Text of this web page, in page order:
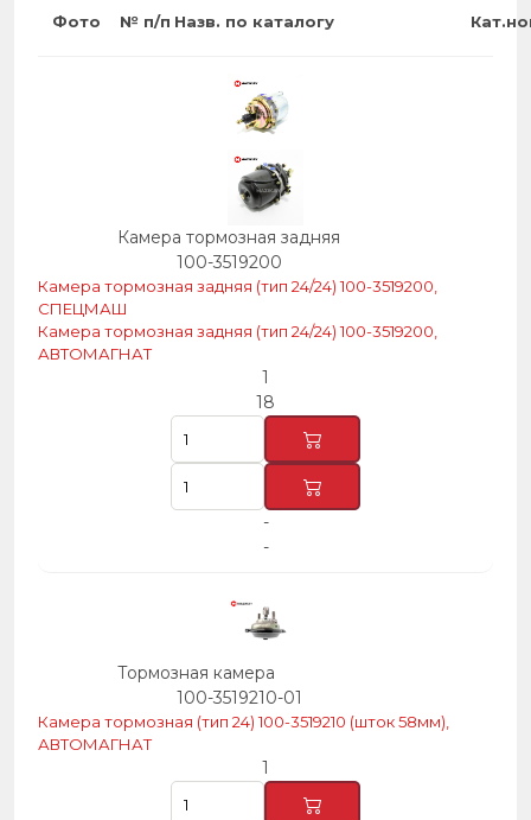
Фото № п/п Назв. по каталогу
Камера тормозная задняя
100-3519200
Камера тормозная задняя (тип 24/24) 100-3519200,
СПЕЦМАШ
Камера тормозная задняя (тип 24/24) 100-3519200,
АВТОМАГНАТ
1
18
-
-
Тормозная камера
100-3519210-01
Камера тормозная (тип 24) 100-3519210 (шток 58мм),
АВТОМАГНАТ
1